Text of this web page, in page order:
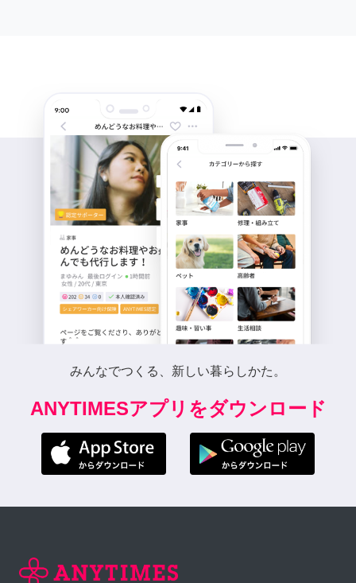
みんなでつくる、新しい暮らしかた。
ANYTIMESアプリをダウンロード